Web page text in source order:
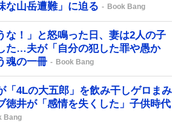
な山岳遭難」に迫る
Book Bang
な！」と怒鳴った日、妻は2人の子
た…夫が「自分の犯した罪や愚か
魂の一冊
Book Bang
「4Lの大五郎」を飲み干しゲロまみ
井が「感情を失くした」子供時代
Bang